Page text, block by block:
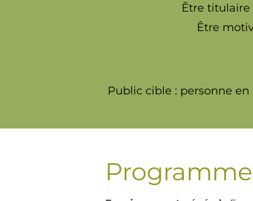
Être titulaire
Être
Public cible : personne
Programme